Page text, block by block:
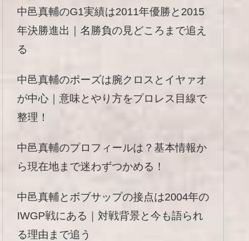
中邑真輔のG1実績は2011年優勝と2015
年決勝進出｜名勝負の見どころまで追え
る
中邑真輔のポーズは腕クロスとイヤァオ
が中心｜意味とやり方をプロレス目線で
整理！
中邑真輔のプロフィールは？基本情報か
ら現在地まで迷わずつかめる！
中邑真輔とボブサップの接点は2004年の
IWGP戦にある｜対戦背景と今も語られ
る理由まで追う